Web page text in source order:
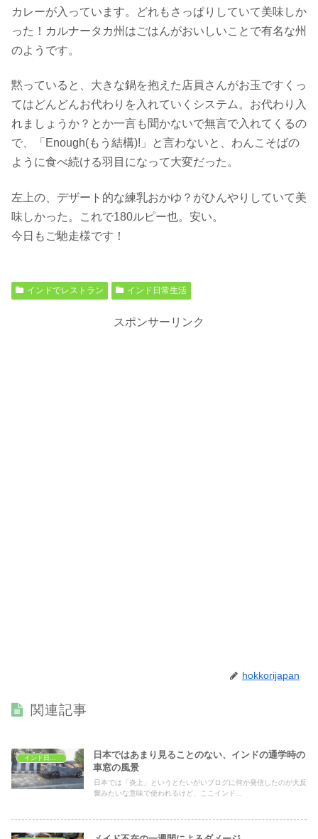
カレーが入っています。どれもさっぱりしていて美味しか
った！カルナータカ州はごはんがおいしいことで有名な州
のようです。
黙っていると、大きな鍋を抱えた店員さんがお玉ですくっ
てはどんどんお代わりを入れていくシステム。お代わり入
れましょうか？とか一言も聞かないで無言で入れてくるの
で、「Enough(もう結構)!」と言わないと、わんこそばの
ように食べ続ける羽目になって大変だった。
左上の、デザート的な練乳おかゆ？がひんやりしていて美
味しかった。これで180ルピー也。安い。
今日もご馳走様です！
インドでレストラン インド日常生活
スポンサーリンク
hokkorijapan
関連記事
インド日常生活
日本ではあまり見ることのない、インドの通学時の
車窓の風景
日本では「炎上」というとたいがいブログに何か発信したのが大反
響みたいな意味で使われるけど、ここインド...